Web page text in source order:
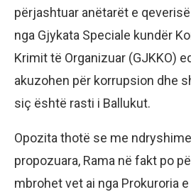
përjashtuar anëtarët e
nga Gjykata Speciale kundër
Krimit të Organizuar (GJKKO)
akuzohen për korrupsion dhe
siç është rasti i Ballukut.
Opozita thotë se me
propozuara, Rama në fakt po
mbrohet vet ai nga Prokuroria